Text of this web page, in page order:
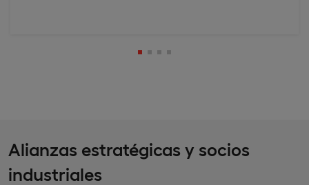
Alianzas estratégicas y socios
industriales